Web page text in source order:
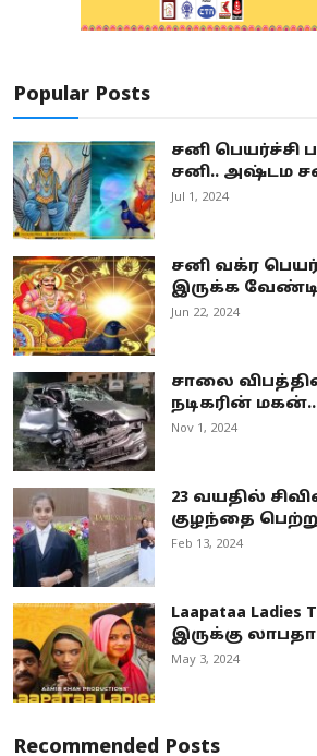
Popular Posts
சனி பெயர்ச்சி
சனி.. அஷ்டம
Jul 1, 2024
சனி வக்ர
இருக்க
Jun 22, 2024
சாலை
நடிகரின்
Nov 1, 2024
23 வயதில்
குழந்தை
Feb 13, 2024
Laapataa Ladies
இருக்கு
May 3, 2024
Recommended Posts